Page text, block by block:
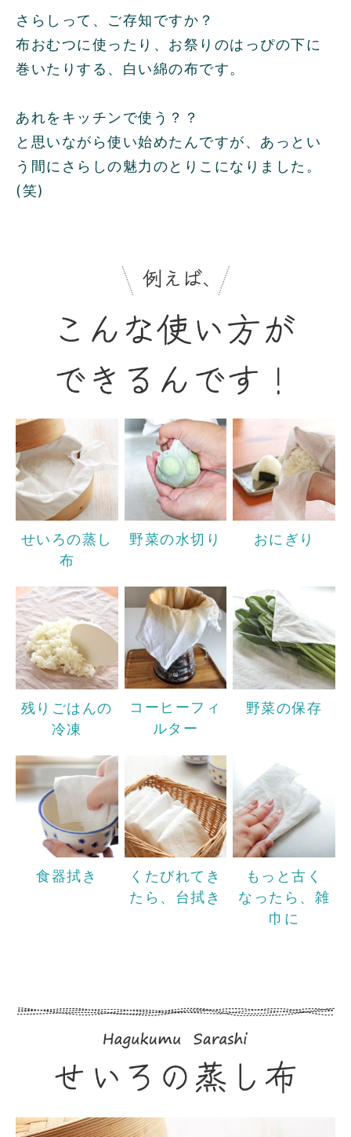
さらしって、ご存知ですか？
布おむつに使ったり、お祭りのはっぴの下に
巻いたりする、白い綿の布です。
あれをキッチンで使う？？
と思いながら使い始めたんですが、あっとい
う間にさらしの魅力のとりこになりました。
(笑)
せいろの蒸し
布
野菜の水切り おにぎり
残りごはんの
冷凍
コーヒーフィ
ルター
野菜の保存
食器拭き
くたびれてき
たら、台拭き
もっと古く
なったら、雑
巾に